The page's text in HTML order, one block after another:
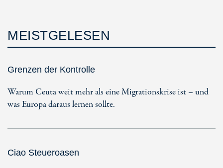
MEISTGELESEN
Grenzen der Kontrolle
Warum Ceuta weit mehr als eine Migrationskrise ist – und
was Europa daraus lernen sollte.
Ciao Steueroasen